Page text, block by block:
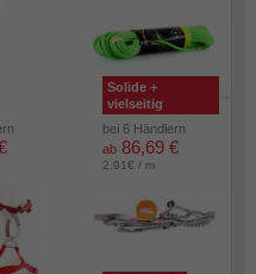
Solide +
vielseitig
bei 6 Händlern
ab 86,69 €
2.91€ / m